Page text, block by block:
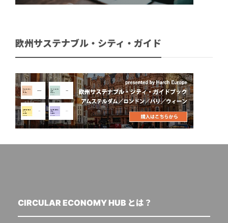
欧州サステナブル・シティ・ガイド
CIRCULAR ECONOMY HUB とは？